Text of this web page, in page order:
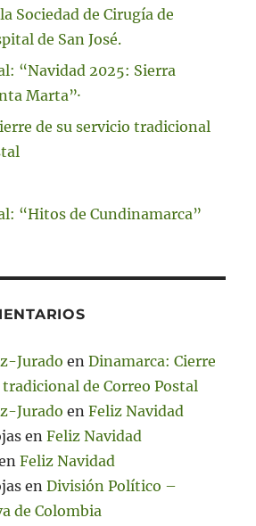
Sociedad de Cirugía de
de San José.
“Navidad 2025: Sierra
Marta”·
de su servicio tradicional
“Hitos de Cundinamarca”
Jurado enDinamarca: Cierre
de Correo Postal
Jurado enFeliz Navidad
enFeliz Navidad
Feliz Navidad
enDivisión Político –
de Colombia